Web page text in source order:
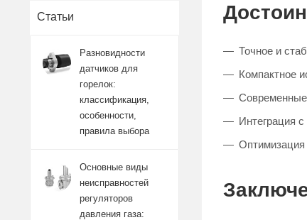
Точное и
Компактное
Интеграция
Оптимизация
Статьи
Разновидности
датчиков для
горелок:
классификация,
особенности,
правила выбора
Основные виды
неисправностей
регуляторов
давления газа: